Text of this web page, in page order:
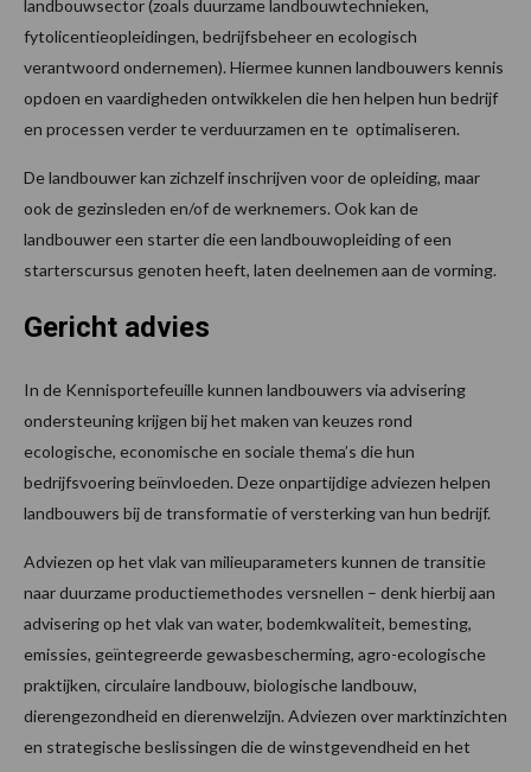
landbouwsector (zoals duurzame landbouwtechnieken,
fytolicentieopleidingen, bedrijfsbeheer en ecologisch
verantwoord ondernemen). Hiermee kunnen landbouwers kennis
opdoen en vaardigheden ontwikkelen die hen helpen hun bedrijf
en processen verder te verduurzamen en te optimaliseren.
De landbouwer kan zichzelf inschrijven voor de opleiding, maar
ook de gezinsleden en/of de werknemers. Ook kan de
landbouwer een starter die een landbouwopleiding of een
starterscursus genoten heeft, laten deelnemen aan de vorming.
Gericht advies
In de Kennisportefeuille kunnen landbouwers via advisering
ondersteuning krijgen bij het maken van keuzes rond
ecologische, economische en sociale thema’s die hun
bedrijfsvoering beïnvloeden. Deze onpartijdige adviezen helpen
landbouwers bij de transformatie of versterking van hun bedrijf.
Adviezen op het vlak van milieuparameters kunnen de transitie
naar duurzame productiemethodes versnellen – denk hierbij aan
advisering op het vlak van water, bodemkwaliteit, bemesting,
emissies, geïntegreerde gewasbescherming, agro-ecologische
praktijken, circulaire landbouw, biologische landbouw,
dierengezondheid en dierenwelzijn. Adviezen over marktinzichten
en strategische beslissingen die de winstgevendheid en het